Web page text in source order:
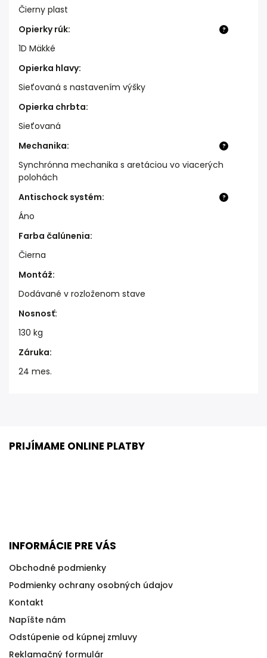
Čierny plast
?
Opierky rúk:
1D Mäkké
Opierka hlavy:
Sieťovaná s nastavením výšky
Opierka chrbta:
Sieťovaná
?
Mechanika:
Synchrónna mechanika s aretáciou vo viacerých
polohách
?
Antischock systém:
Áno
Farba čalúnenia:
Čierna
Montáž:
Dodávané v rozloženom stave
Nosnosť:
130 kg
Záruka:
24 mes.
PRIJÍMAME ONLINE PLATBY
INFORMÁCIE PRE VÁS
Obchodné podmienky
Podmienky ochrany osobných údajov
Kontakt
Napíšte nám
Odstúpenie od kúpnej zmluvy
Reklamačný formulár